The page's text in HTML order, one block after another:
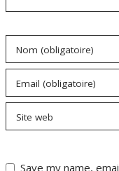
Nom (obligatoire)
Email (obligatoire)
Site web
Save my name,